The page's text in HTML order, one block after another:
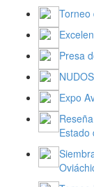
Torneo
Presa
Expo
Estado